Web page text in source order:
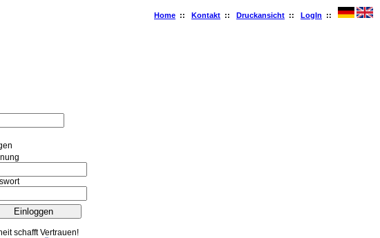
Home :: Kontakt :: Druckansicht :: LogIn ::
schafft Vertrauen!